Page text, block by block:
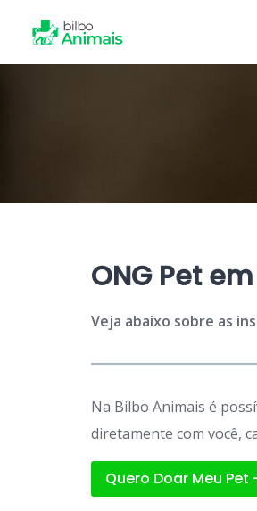
ONG Pet
Veja abaixo sobre as
Na Bilbo Animais é
diretamente com você,
Quero Doar Meu